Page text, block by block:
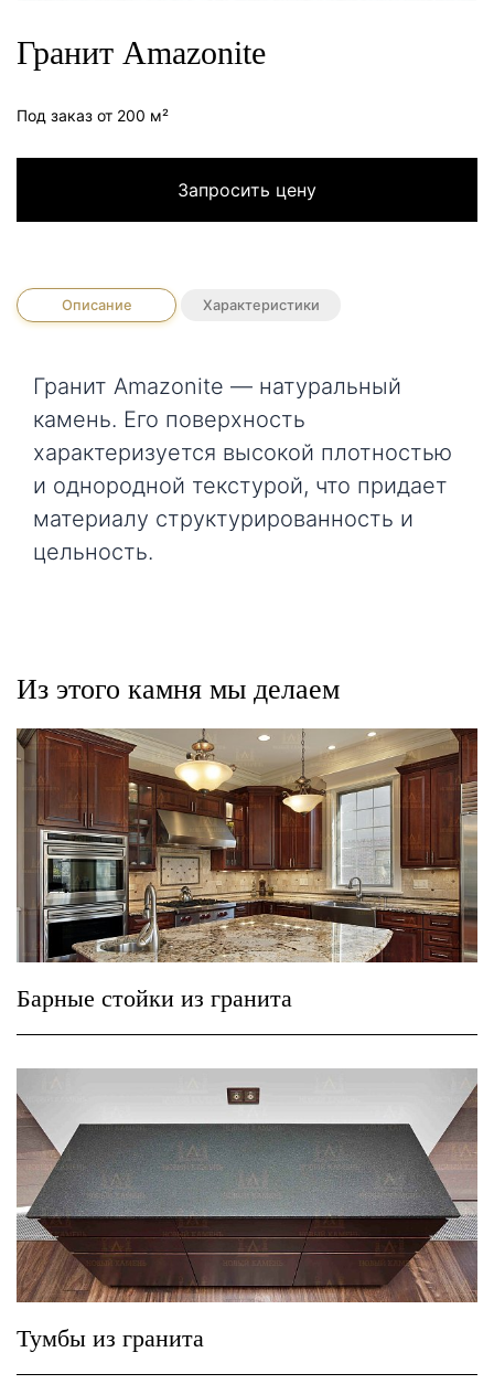
Гранит Amazonite
Под заказ от 200 м²
Запросить цену
Описание Характеристики
Гранит Amazonite — натуральный
камень. Его поверхность
характеризуется высокой плотностью
и однородной текстурой, что придает
материалу структурированность и
цельность.
Из этого камня мы делаем
Барные стойки из гранита
Тумбы из гранита